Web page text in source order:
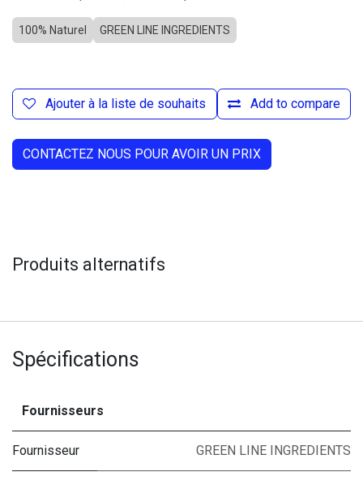
100% Naturel GREEN LINE INGREDIENTS
Add to compare
Ajouter à la liste de souhaits
CONTACTEZ NOUS POUR AVOIR UN PRIX
Produits alternatifs
Spécifications
Fournisseurs
Fournisseur GREEN LINE INGREDIENTS